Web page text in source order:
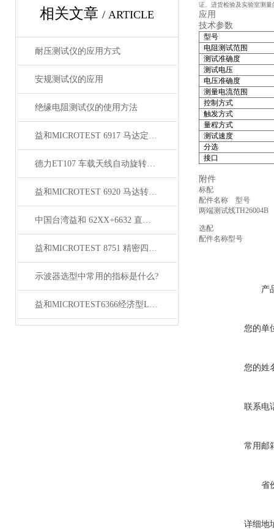
相关文章 / ARTICLE
耐压测试仪的应用方式
安规测试仪的应用
绝缘电阻测试仪的使用方法
益和MICROTEST 6917 马达定子测试系统
德力ET107 车载天线自动旋转平台
益和MICROTEST 6920 马达转子测试系统
中国台湾益和 62XX+6632 直流偏流源测试系统
益和MICROTEST 8751 精密四线式线材测试仪
示波器选型中常用的指标是什么?
益和MICROTEST6366经济型LCR测试仪
证、进货检验及实验室测量
应用
技术参数
型号
电阻测试范围
测试准确度
测试电压
电压准确度
测量电流范围
控制方式
触发方式
量程方式
测试速度
分选
接口
附件
标配
配件名称
型号
两端测试线TH26004B
选配
配件名称型号
产
您的单
您的姓
联系电
常用邮
省
详细地